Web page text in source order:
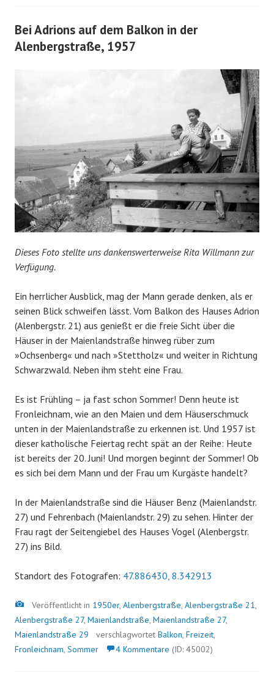
Bei Adrions auf dem Balkon in der
Alenbergstraße, 1957
Dieses Foto stellte uns dankenswerterweise Rita Willmann zur
Verfügung.
Ein herrlicher Ausblick, mag der Mann gerade denken, als er
seinen Blick schweifen lässt. Vom Balkon des Hauses Adrion
(Alenbergstr. 21) aus genießt er die freie Sicht über die
Häuser in der Maienlandstraße hinweg rüber zum
»Ochsenberg« und nach »Stettholz« und weiter in Richtung
Schwarzwald. Neben ihm steht eine Frau.
Es ist Frühling – ja fast schon Sommer! Denn heute ist
Fronleichnam, wie an den Maien und dem Häuserschmuck
unten in der Maienlandstraße zu erkennen ist. Und 1957 ist
dieser katholische Feiertag recht spät an der Reihe: Heute
ist bereits der 20. Juni! Und morgen beginnt der Sommer! Ob
es sich bei dem Mann und der Frau um Kurgäste handelt?
In der Maienlandstraße sind die Häuser Benz (Maienlandstr.
27) und Fehrenbach (Maienlandstr. 29) zu sehen. Hinter der
Frau ragt der Seitengiebel des Hauses Vogel (Alenbergstr.
27) ins Bild.
Standort des Fotografen: 47.886430, 8.342913
Bild
Veröffentlicht in 1950er, Alenbergstraße, Alenbergstraße 21,
Alenbergstraße 27, Maienlandstraße, Maienlandstraße 27,
Maienlandstraße 29
verschlagwortet Balkon, Freizeit,
Fronleichnam, Sommer 4 Kommentare (ID: 45002)